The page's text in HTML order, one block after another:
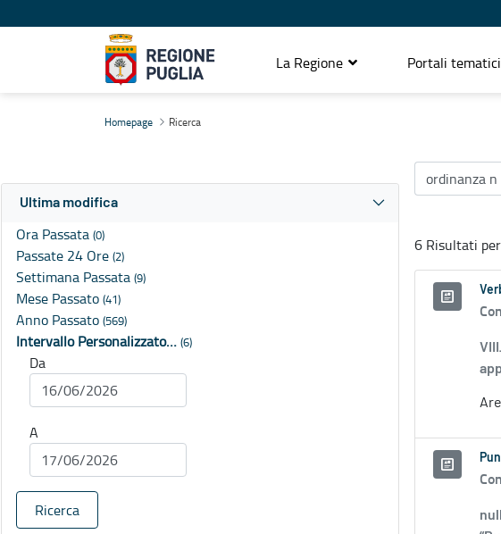
La Regione Portali tematici
Homepage Ricerca
Ultima modifica
Ora Passata (0)
Passate 24 Ore (2)
Settimana Passata (9)
Mese Passato (41)
Anno Passato (569)
Intervallo Personalizzato… (6)
Da
A
Ricerca
6 Risultati per